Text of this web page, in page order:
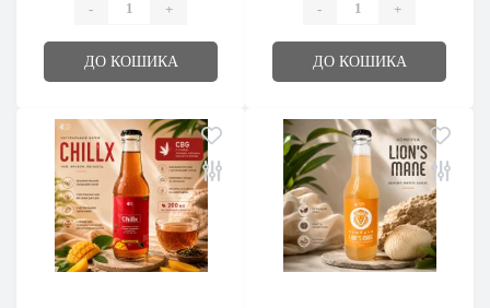
- +
ДО КОШИКА
- +
ДО КОШИКА